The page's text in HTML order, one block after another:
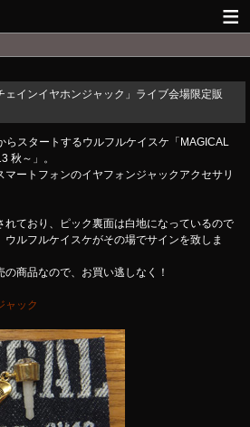
LIVE INFO
MAIL
インイヤホンジャック」ライブ会場限定販
らスタートするウルフルケイスケ「MAGICAL
秋～」。
ートフォンのイヤフォンジャックアクセサリ
れており、ピック裏面は白地になっているので
ルフルケイスケがその場でサインを致しま
商品なので、お買い逃しなく！
ャック